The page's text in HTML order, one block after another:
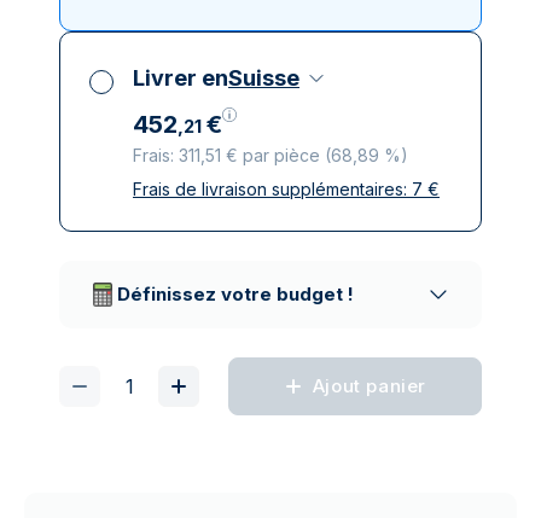
Livrer enSuisse
452,21 €
Frais: 311,51 € par pièce (68,89 %)
Toutes taxes comprises
Frais de livraison supplémentaires: 7 €
Définissez votre budget !
Ajout panier